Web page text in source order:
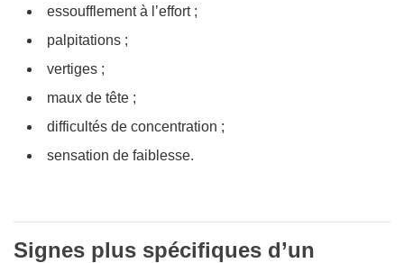
essoufflement à l’effort ;
palpitations ;
vertiges ;
maux de tête ;
difficultés de concentration ;
sensation de faiblesse.
Signes plus spécifiques d’un